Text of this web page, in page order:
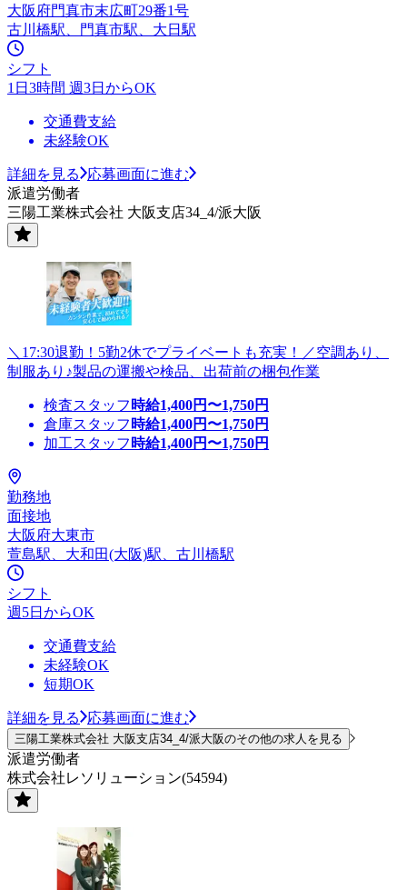
大阪府門真市末広町29番1号
古川橋駅、門真市駅、大日駅
シフト
1日3時間 週3日からOK
交通費支給
未経験OK
詳細を見る
応募画面に進む
派遣労働者
三陽工業株式会社 大阪支店34_4/派大阪
＼17:30退勤！5勤2休でプライベートも充実！／空調あり、
制服あり♪製品の運搬や検品、出荷前の梱包作業
検査スタッフ 時給1,400円〜1,750円
倉庫スタッフ 時給1,400円〜1,750円
加工スタッフ 時給1,400円〜1,750円
勤務地
面接地
大阪府大東市
萱島駅、大和田(大阪)駅、古川橋駅
シフト
週5日からOK
交通費支給
未経験OK
短期OK
詳細を見る 応募画面に進む
三陽工業株式会社 大阪支店34_4/派大阪のその他の求人を見る
派遣労働者
株式会社レソリューション(54594)